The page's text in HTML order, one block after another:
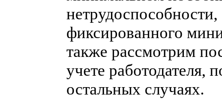
фиксированного
также рассмотрим
учете работодателя,
остальных случаях.